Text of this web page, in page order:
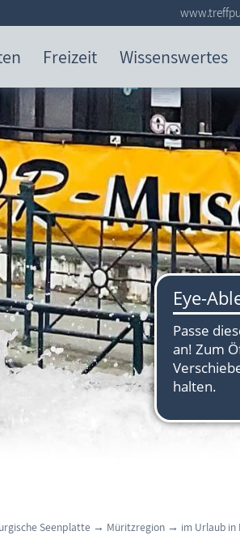
Freizeit Wissenswertes
Seenplatte → Müritzregion → im Urlaub in